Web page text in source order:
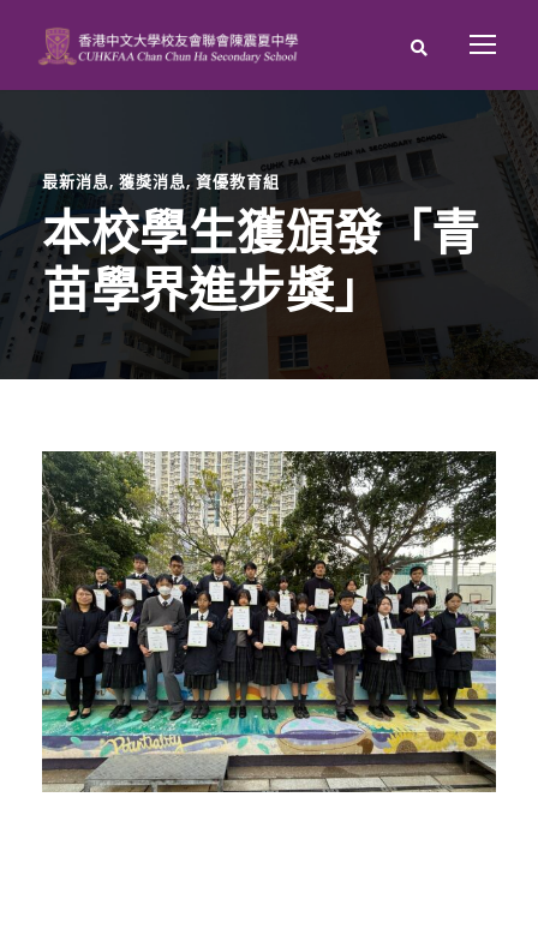
最新消息, 獲獎消息, 資優教育組
本校學生獲頒發「青
苗學界進步獎」